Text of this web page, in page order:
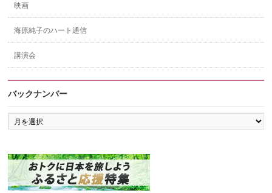
映画
海原純子のハート通信
講演会
バックナンバー
バ
ッ
ン
バ
ー